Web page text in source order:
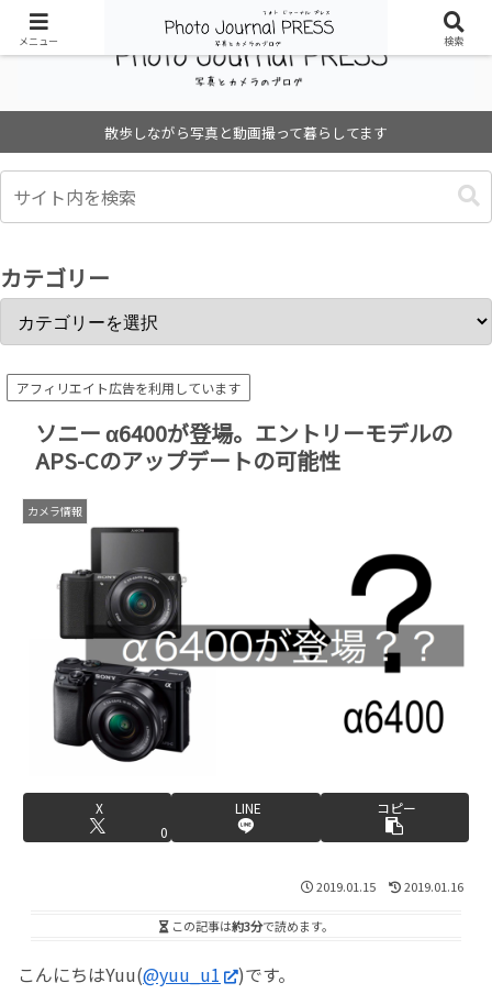
散歩しながら写真と動画撮って暮らしてます
カテゴリー
アフィリエイト広告を利用しています
ソニー α6400が登場。エントリーモデルの
APS-Cのアップデートの可能性
カメラ情報
X
0
LINE コピー
2019.01.15 2019.01.16
この記事は約3分で読めます。
こんにちはYuu(@yuu_u1 )です。
メニュー 検索